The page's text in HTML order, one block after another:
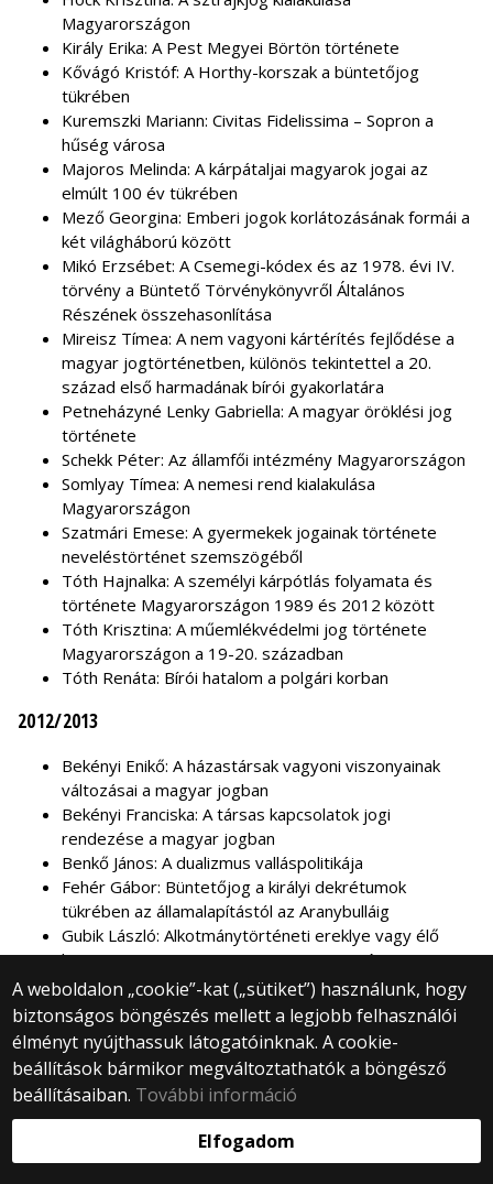
Magyarországon
Király Erika: A Pest Megyei Börtön története
Kővágó Kristóf: A Horthy-korszak a büntetőjog
tükrében
Kuremszki Mariann: Civitas Fidelissima – Sopron a
hűség városa
Majoros Melinda: A kárpátaljai magyarok jogai az
elmúlt 100 év tükrében
Mező Georgina: Emberi jogok korlátozásának formái a
két világháború között
Mikó Erzsébet: A Csemegi-kódex és az 1978. évi IV.
törvény a Büntető Törvénykönyvről Általános
Részének összehasonlítása
Mireisz Tímea: A nem vagyoni kártérítés fejlődése a
magyar jogtörténetben, különös tekintettel a 20.
század első harmadának bírói gyakorlatára
Petneházyné Lenky Gabriella: A magyar öröklési jog
története
Schekk Péter: Az államfői intézmény Magyarországon
Somlyay Tímea: A nemesi rend kialakulása
Magyarországon
Szatmári Emese: A gyermekek jogainak története
neveléstörténet szemszögéből
Tóth Hajnalka: A személyi kárpótlás folyamata és
története Magyarországon 1989 és 2012 között
Tóth Krisztina: A műemlékvédelmi jog története
Magyarországon a 19-20. században
Tóth Renáta: Bírói hatalom a polgári korban
2012/2013
Bekényi Enikő: A házastársak vagyoni viszonyainak
változásai a magyar jogban
Bekényi Franciska: A társas kapcsolatok jogi
rendezése a magyar jogban
Benkő János: A dualizmus valláspolitikája
Fehér Gábor: Büntetőjog a királyi dekrétumok
tükrében az államalapítástól az Aranybulláig
Gubik László: Alkotmánytörténeti ereklye vagy élő
közjogi tan? A Szent Korona-eszme története az
államalapítástól az Alaptörvényig
Joó Barbara: A nők választójogának kiteljesedése a
törvényi változások tükrében
Kerti Gyöngyi Lívia: Házassági akadályok
Magyarországon
Kiss Attila: Katonai büntetőjog Magyarországon a
dualizmus korában, különös tekintettel a
bűncselekményekre
A weboldalon „cookie”-kat („sütiket”) használunk, hogy
biztonságos böngészés mellett a legjobb felhasználói
élményt nyújthassuk látogatóinknak. A cookie-
beállítások bármikor megváltoztathatók a böngésző
beállításaiban. További információ
Elfogadom